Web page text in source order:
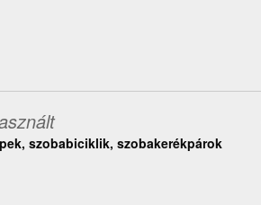
szobabiciklik, szobakerékpárok